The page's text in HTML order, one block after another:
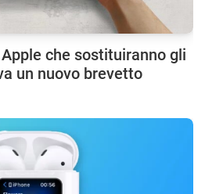
che sostituiranno gli
un nuovo brevetto